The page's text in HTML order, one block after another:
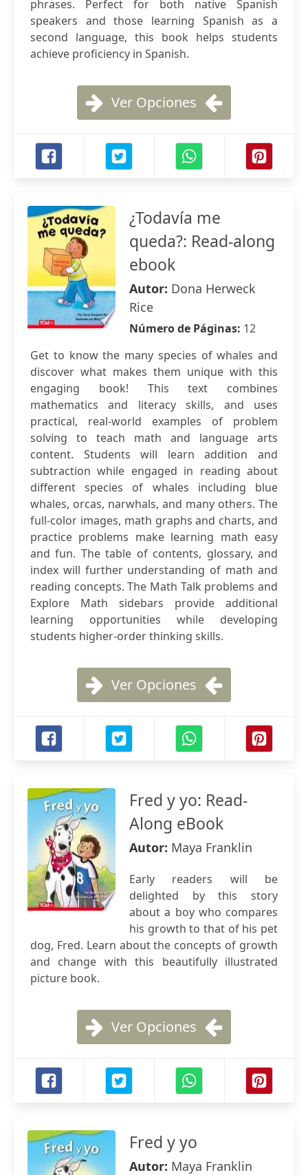
phrases. Perfect for both native Spanish
speakers and those learning Spanish as a
second language, this book helps students
achieve proficiency in Spanish.
Ver Opciones
¿Todavía me
queda?: Read-along
ebook
Autor: Dona Herweck
Rice
Número de Páginas: 12
Get to know the many species of whales and
discover what makes them unique with this
engaging book! This text combines
mathematics and literacy skills, and uses
practical, real-world examples of problem
solving to teach math and language arts
content. Students will learn addition and
subtraction while engaged in reading about
different species of whales including blue
whales, orcas, narwhals, and many others. The
full-color images, math graphs and charts, and
practice problems make learning math easy
and fun. The table of contents, glossary, and
index will further understanding of math and
reading concepts. The Math Talk problems and
Explore Math sidebars provide additional
learning opportunities while developing
students higher-order thinking skills.
Ver Opciones
Fred y yo: Read-
Along eBook
Autor: Maya Franklin
Early readers will be
delighted by this story
about a boy who compares
his growth to that of his pet
dog, Fred. Learn about the concepts of growth
and change with this beautifully illustrated
picture book.
Ver Opciones
Fred y yo
Autor: Maya Franklin